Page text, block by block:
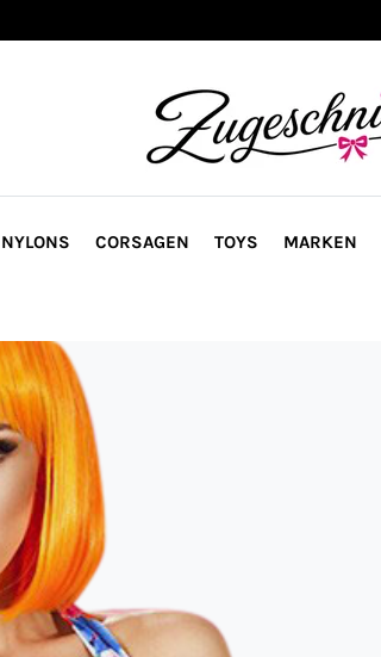
NYLONS CORSAGEN TOYS MARKEN